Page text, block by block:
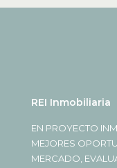
REI Inmobiliaria
EN PROYECTO
MEJORES
MERCADO,